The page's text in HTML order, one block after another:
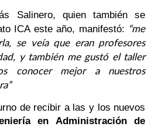
Salinero, quien también se
ICA este año, manifestó: “me
se veía que eran profesores
y también me gustó el taller
conocer mejor a nuestros
de recibir a las y los nuevos
en Administración de